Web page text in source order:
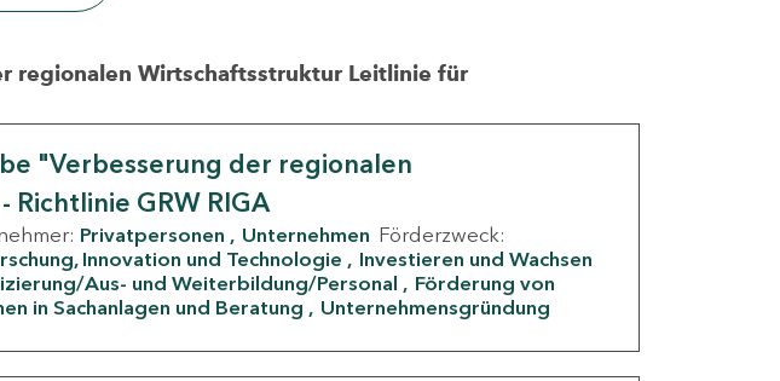
regionalen Wirtschaftsstruktur Leitlinie für
"Verbesserung der regionalen
GRW RIGA
Privatpersonen Unternehmen Förderzweck:
Innovation und Technologie
Investieren und Wachsen
Aus- und Weiterbildung/Personal
Förderung von
in Sachanlagen und Beratung Unternehmensgründung